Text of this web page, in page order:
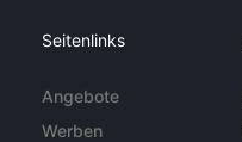
Seitenlinks
Angebote
Werben